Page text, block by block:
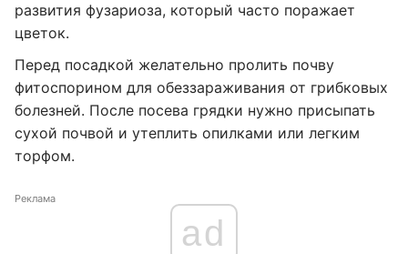
развития фузариоза, который часто поражает
цветок.
Перед посадкой желательно пролить почву
фитоспорином для обеззараживания от грибковых
болезней. После посева грядки нужно присыпать
сухой почвой и утеплить опилками или легким
торфом.
Реклама
ad